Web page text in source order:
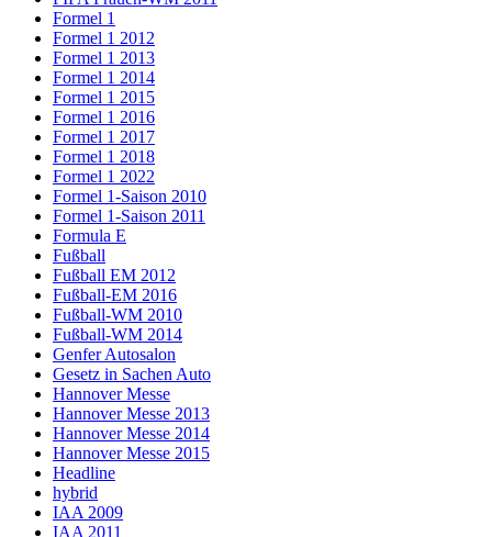
Formel 1
Formel 1 2012
Formel 1 2013
Formel 1 2014
Formel 1 2015
Formel 1 2016
Formel 1 2017
Formel 1 2018
Formel 1 2022
Formel 1-Saison 2010
Formel 1-Saison 2011
Formula E
Fußball
Fußball EM 2012
Fußball-EM 2016
Fußball-WM 2010
Fußball-WM 2014
Genfer Autosalon
Gesetz in Sachen Auto
Hannover Messe
Hannover Messe 2013
Hannover Messe 2014
Hannover Messe 2015
Headline
hybrid
IAA 2009
IAA 2011